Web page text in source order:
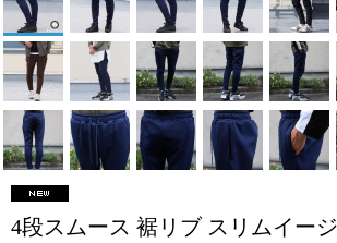
4段スムース 裾リブ スリムイー